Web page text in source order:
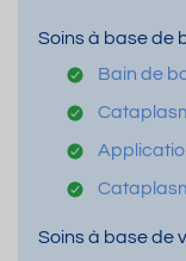
Soins à base de
Bain de
Soins à base de